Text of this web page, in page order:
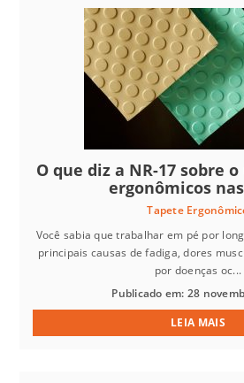
O que diz a NR-17 sobre
ergonômicos
Tapete
Você sabia que trabalhar em pé por
principais causas de fadiga, dores
por doenças oc...
Publicado em: 28
LEIA MAIS